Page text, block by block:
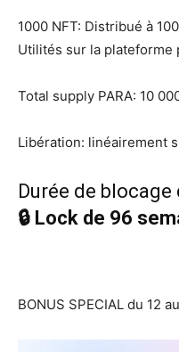
1000 NFT: Distribué à
Utilités sur la plateforme
Total supply PARA: 10
Libération: linéairement
Durée de blocage
🔒 Lock de 96
BONUS SPECIAL du 12